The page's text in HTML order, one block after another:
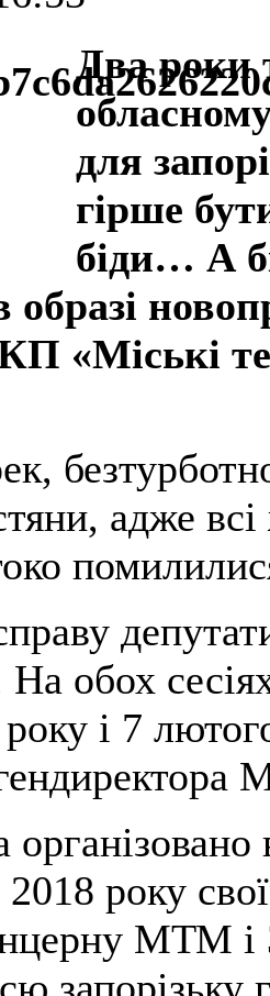
Два роки
для
гірше
біди… А
образі
«Міські
адже
обох
і 7
2018 року
МТМ і